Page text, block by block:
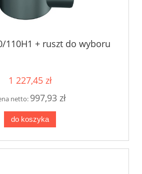
110H1 + ruszt do wyboru
1 227,45 zł
netto: 997,93 zł
do koszyka